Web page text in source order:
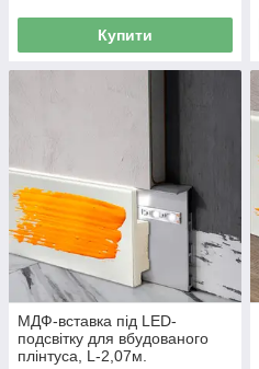
Купити
МДФ-вставка під LED-
подсвітку для вбудованого
плінтуса, L-2,07м.